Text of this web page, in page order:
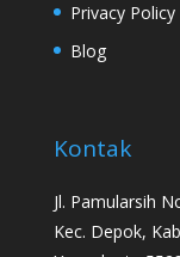
Privacy Policy
Blog
Kontak
Jl. Pamularsih
Kec. Depok,